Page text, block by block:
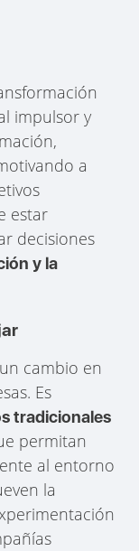
impulsor y
a
estar
decisiones
y la
cambio en
Es
tradicionales
permitan
al entorno
la